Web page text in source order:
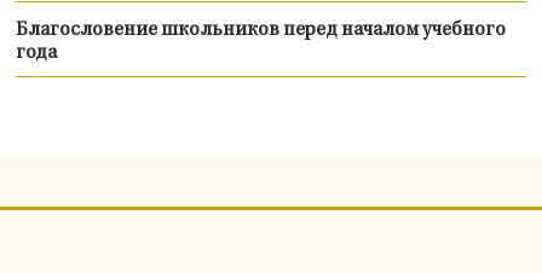
Благословение школьников перед началом учебного
года